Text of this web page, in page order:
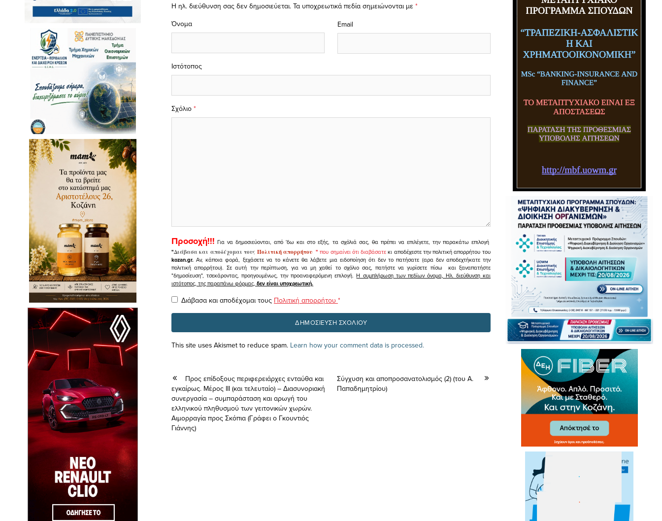
Η ηλ. διεύθυνση σας δεν δημοσιεύεται. Τα υποχρεωτικά πεδία σημειώνονται με *
Σχόλιο *
Όνομα Email
Ιστότοπος
Προσοχή!!! Για να δημοσιεύονται, από 'δω και στο εξής, τα σχόλιά σας, θα πρέπει να επιλέγετε, την παρακάτω επιλογή
"Διάβασα και αποδέχομαι τουςΠολιτική απορρήτου " που σημαίνει ότι διαβάσατεκι αποδέχεστε την πολιτική απορρήτου του
kozan.gr. Αν, κάποια φορά, ξεχάσετε να το κάνετε θα λάβετε μια ειδοποίηση ότι δεν το πατήσατε (αρα δεν αποδεχτήκατε την
πολιτική απορρήτου). Σε αυτή την περίπτωση, για να μη χαθεί το σχόλιο σας, πατήστε να γυρίσετε πίσω και ξαναπατήστε
"δημοσίευση", τσεκάροντας, προηγουμένως, την προαναφερόμενη επιλογή.Η συμπλήρωση των πεδίων όνομα, Ηλ. διεύθυνση και
ιστότοπος, της παραπάνω φόρμας, δεν είναι υποχρεωτική.
Διάβασα και αποδέχομαι τους Πολιτική απορρήτου *
This site uses Akismet to reduce spam. Learn how your comment data is processed.
Προς επίδοξους περιφερειάρχες ενταύθα και
εγκαίρως. Μέρος ΙΙΙ (και τελευταίο) – Διασυνοριακή
συνεργασία – συμπαράσταση και αρωγή του
ελληνικού πληθυσμού των γειτονικών χωρών.
Αιμορραγία προς Σκόπια (Γράφει ο Γκουντιός
Γιάννης)
Σύγχυση και αποπροσανατολισμός (2) (του Α.
Παπαδημητρίου)